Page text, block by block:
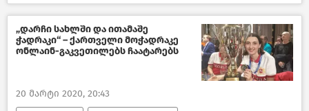
საქართველო
„დარჩი სახლში და ითამაშე
ჭადრაკი“ – ქართველი მოჭადრაკე
ონლაინ-გაკვეთილებს ჩაატარებს
20 მარტი 2020, 20:43